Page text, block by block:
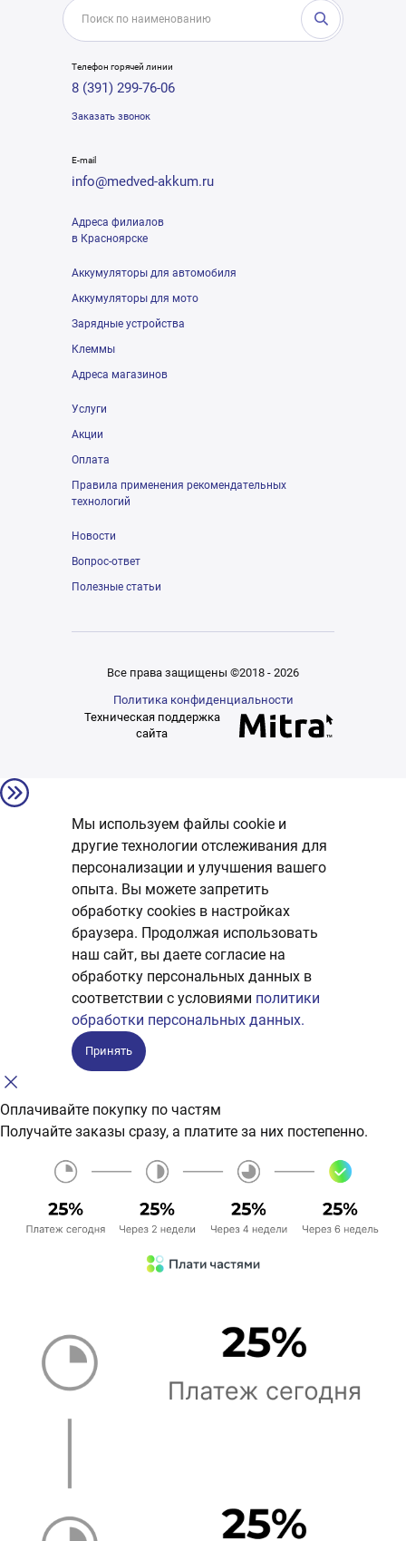
Телефон горячей линии
8 (391) 299-76-06
Заказать звонок
E-mail
info@medved-akkum.ru
Адреса филиалов
в Красноярске
Аккумуляторы для автомобиля
Аккумуляторы для мото
Зарядные устройства
Клеммы
Адреса магазинов
Услуги
Акции
Оплата
Правила применения рекомендательных
технологий
Новости
Вопрос-ответ
Полезные статьи
Все права защищены ©2018 - 2026
Политика конфиденциальности
Техническая поддержка
сайта
Мы используем файлы cookie и
другие технологии отслеживания для
персонализации и улучшения вашего
опыта. Вы можете запретить
обработку сookies в настройках
браузера. Продолжая использовать
наш сайт, вы даете согласие на
обработку персональных данных в
соответствии с условиями политики
обработки персональных данных.
Принять
Оплачивайте покупку по частям
Получайте заказы сразу, а платите за них постепенно.